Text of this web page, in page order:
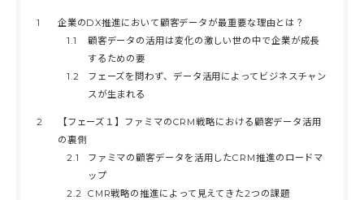
1
企業のDX推進において顧客データが最重要な理由とは？
1.1
顧客データの活用は変化の激しい世の中で企業が成長
するための要
1.2
フェーズを問わず、データ活用によってビジネスチャン
スが生まれる
2
【フェーズ１】ファミマのCRM戦略における顧客データ活用
の裏側
2.1
ファミマの顧客データを活用したCRM推進のロードマ
ップ
2.2
CMR戦略の推進によって見えてきた2つの課題